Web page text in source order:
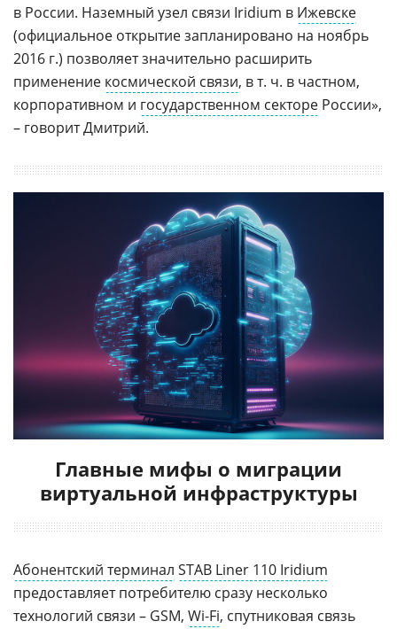
в России. Наземный узел связи Iridium в Ижевске
(официальное открытие запланировано на ноябрь
2016 г.) позволяет значительно расширить
применение космической связи, в т. ч. в частном,
корпоративном и государственном секторе России»,
– говорит Дмитрий.
Главные мифы о миграции
виртуальной инфраструктуры
Абонентский терминал STAB Liner 110 Iridium
предоставляет потребителю сразу несколько
технологий связи – GSM, Wi-Fi, спутниковая связь